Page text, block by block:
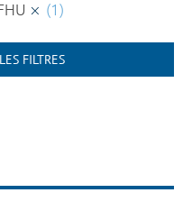
(1)
FILTRES